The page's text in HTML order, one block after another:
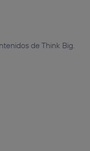
de Think Big.